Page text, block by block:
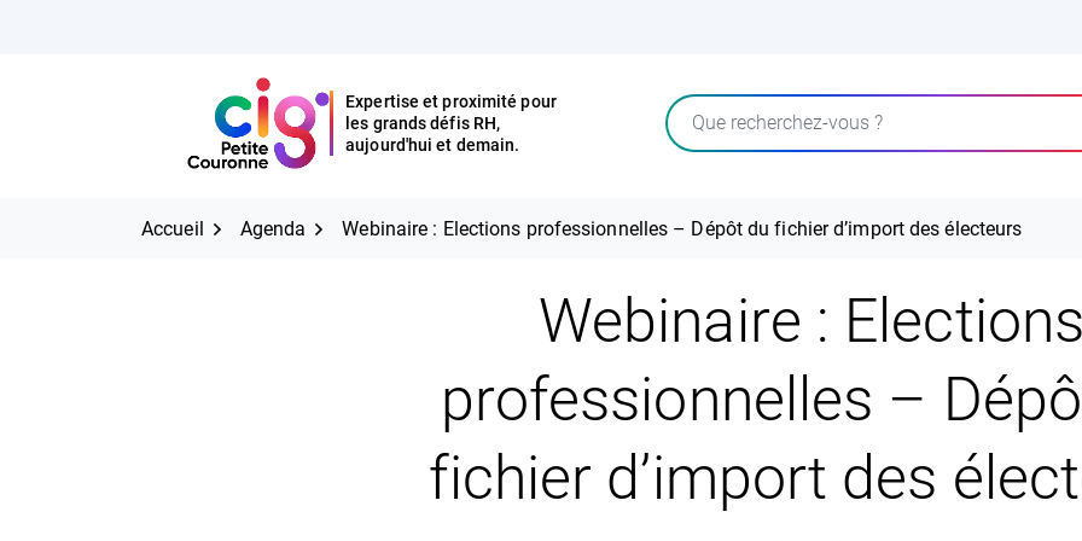
CIG Petite Couronne
Expertise et proximité pour
les grands défis RH,
aujourd'hui et demain.
Rechercher
CIG Petite Couronne
Expertise et proximité pour
les grands défis RH,
aujourd'hui et demain.
Accueil Agenda Webinaire : Elections professionnelles – Dépôt du fichier d’import des électeurs
Webinaire : Elections
professionnelles –
fichier d’import des